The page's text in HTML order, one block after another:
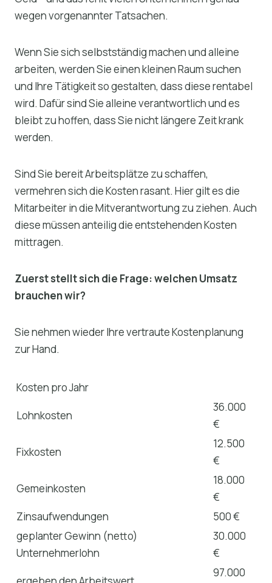
wegen vorgenannter Tatsachen.
Wenn Sie sich selbstständig machen und alleine
arbeiten, werden Sie einen kleinen Raum suchen
und Ihre Tätigkeit so gestalten, dass diese rentabel
wird. Dafür sind Sie alleine verantwortlich und es
bleibt zu hoffen, dass Sie nicht längere Zeit krank
werden.
Sind Sie bereit Arbeitsplätze zu schaffen,
vermehren sich die Kosten rasant. Hier gilt es die
Mitarbeiter in die Mitverantwortung zu ziehen. Auch
diese müssen anteilig die entstehenden Kosten
mittragen.
Zuerst stellt sich die Frage: welchen Umsatz
brauchen wir?
Sie nehmen wieder Ihre vertraute Kostenplanung
zur Hand.
Kosten pro Jahr
Lohnkosten
36.000
€
Fixkosten
12.500
€
Gemeinkosten
18.000
€
Zinsaufwendungen
500 €
geplanter Gewinn (netto)
Unternehmerlohn
30.000
€
97.000